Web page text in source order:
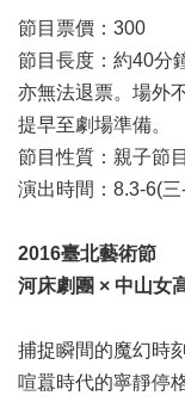
節目票價：300
節目長度：約40分
亦無法退票。場外
提早至劇場準備。
節目性質：親子節
演出時間：8.3-6(
2016臺北藝術節
河床劇團 × 中山女
捕捉瞬間的魔幻時
喧囂時代的寧靜停